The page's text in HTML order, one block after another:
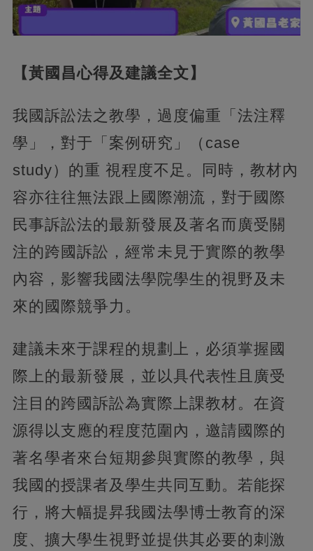
【黃國昌心得及建議全文】
我國訴訟法之教學，過度偏重「法注釋
學」，對于「案例研究」（case
study）的重 視程度不足。同時，教材內
容亦往往無法跟上國際潮流，對于國際
民事訴訟法的最新發展及著名而廣受關
注的跨國訴訟，經常未見于實際的教學
內容，影響我國法學院學生的視野及未
來的國際競爭力。
建議未來于課程的規劃上，必須掌握國
際上的最新發展，並以具代表性且廣受
注目的跨國訴訟為實際上課教材。在資
源得以支應的程度范圍內，邀請國際的
著名學者來台短期參與實際的教學，與
我國的授課者及學生共同互動。若能探
行，將大幅提昇我國法學博士教育的深
度、擴大學生視野並提供其必要的刺激